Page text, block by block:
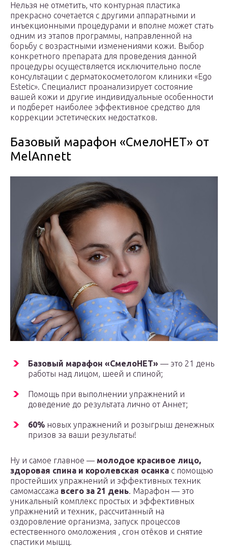
Нельзя не отметить, что контурная пластика
прекрасно сочетается с другими аппаратными и
инъекционными процедурами и вполне может стать
одним из этапов программы, направленной на
борьбу с возрастными изменениями кожи. Выбор
конкретного препарата для проведения данной
процедуры осуществляется исключительно после
консультации с дерматокосметологом клиники «Ego
Estetic». Специалист проанализирует состояние
вашей кожи и другие индивидуальные особенности
и подберет наиболее эффективное средство для
коррекции эстетических недостатков.
Базовый марафон «СмелоНЕТ» от
MelAnnett
Базовый марафон «СмелоНЕТ» — это 21 день
работы над лицом, шеей и спиной;
Помощь при выполнении упражнений и
доведение до результата лично от Аннет;
60% новых упражнений и розыгрыш денежных
призов за ваши результаты!
Ну и самое главное — молодое красивое лицо,
здоровая спина и королевская осанка с помощью
простейших упражнений и эффективных техник
самомассажа всего за 21 день. Марафон — это
уникальный комплекс простых и эффективных
упражнений и техник, рассчитанный на
оздоровление организма, запуск процессов
естественного омоложения , сгон отёков и снятие
спастики мышц.